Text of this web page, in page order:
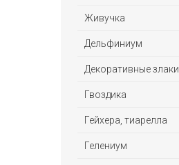
Живучка
Дельфиниум
Декоративные злаки
Гвоздика
Гейхера, тиарелла
Гелениум